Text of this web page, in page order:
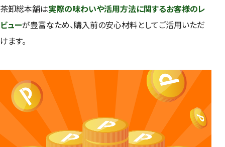
茶卸総本舗は実際の味わいや活用方法に関するお客様のレ
ビューが豊富なため、購入前の安心材料としてご活用いただ
けます。